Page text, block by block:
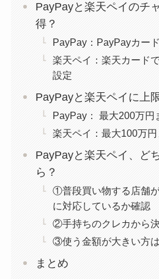
PayPayと楽天ペイのチ
得？
PayPay：PayPayカー
楽天ペイ：楽天カード
設定
PayPayと楽天ペイに上
PayPay： 最大200万円
楽天ペイ：最大100万
PayPayと楽天ペイ、ど
ら？
①普段買い物する店舗
に対応しているか確認
②手持ちのクレカから
③使う金額が大きい方
まとめ